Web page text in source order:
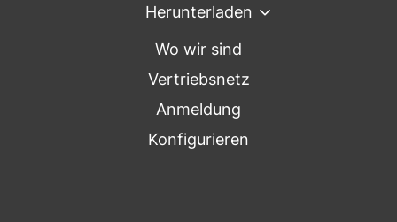
Herunterladen
Wo wir sind
Vertriebsnetz
Anmeldung
Konfigurieren